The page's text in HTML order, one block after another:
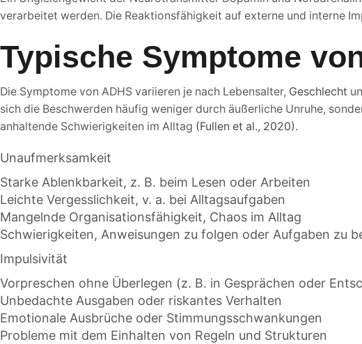
verarbeitet werden. Die Reaktionsfähigkeit auf externe und interne
Typische Symptome
Die Symptome von ADHS variieren je nach Lebensalter, Geschlecht
sich die Beschwerden häufig weniger durch äußerliche Unruhe,
anhaltende Schwierigkeiten im Alltag (Fullen et al., 2020).
Unaufmerksamkeit
Starke Ablenkbarkeit, z. B. beim Lesen oder Arbeiten
Leichte Vergesslichkeit, v. a. bei Alltagsaufgaben
Mangelnde Organisationsfähigkeit, Chaos im Alltag
Schwierigkeiten, Anweisungen zu folgen oder Aufgaben zu
Impulsivität
Vorpreschen ohne Überlegen (z. B. in Gesprächen oder
Unbedachte Ausgaben oder riskantes Verhalten
Emotionale Ausbrüche oder Stimmungsschwankungen
Probleme mit dem Einhalten von Regeln und Strukturen